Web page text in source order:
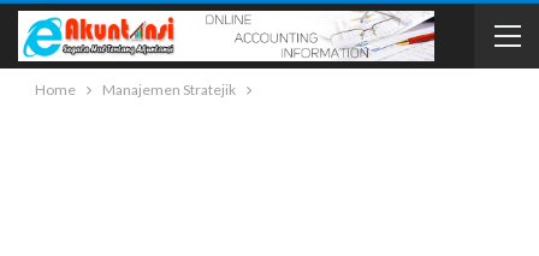
Home Manajemen Stratejik